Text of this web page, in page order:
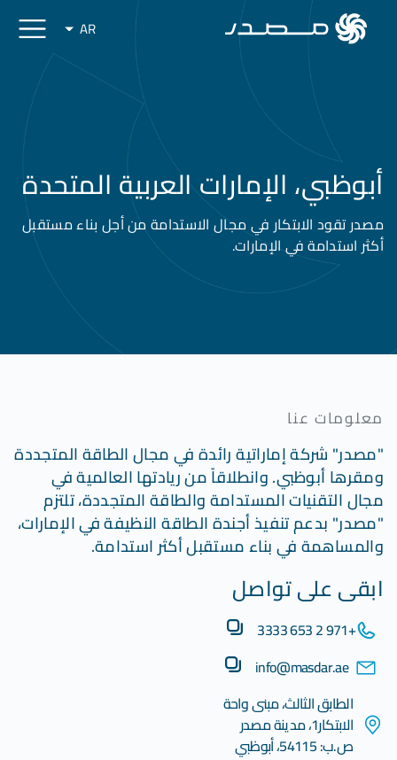
AR
أبوظبي، الإمارات العربية المتحدة
مصدر تقود الابتكار في مجال الاستدامة من أجل بناء مستقبل
أكثر استدامة في الإمارات.
معلومات عنا
"مصدر" شركة إماراتية رائدة في مجال الطاقة المتجددة
ومقرها أبوظبي. وانطلاقاً من ريادتها العالمية في
مجال التقنيات المستدامة والطاقة المتجددة، تلتزم
"مصدر" بدعم تنفيذ أجندة الطاقة النظيفة في الإمارات،
والمساهمة في بناء مستقبل أكثر استدامة.
ابقى على تواصل
+971 2 653 3333
info@masdar.ae
الطابق الثالث، مبنى واحة
الابتكار1، مدينة مصدر
ص.ب: 54115، أبوظبي